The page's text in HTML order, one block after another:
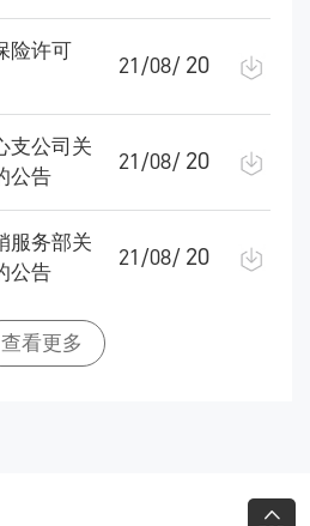
险许可
21/08/ 20
支公司关
公告
21/08/ 20
服务部关
公告
21/08/ 20
查看更多